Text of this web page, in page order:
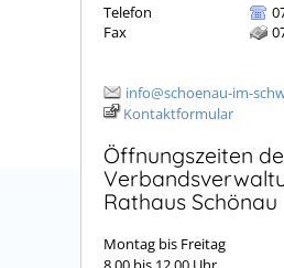
Telefon
Fax
info@schoenau-im-
Kontaktformular
Öffnungszeiten
Rathaus Schönau
Montag bis Freitag